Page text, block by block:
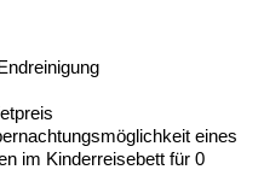
eines
im Kinderreisebett für 0